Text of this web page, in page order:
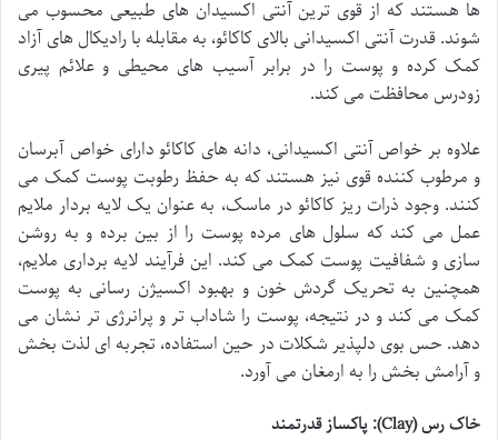
ها هستند که از قوی ترین آنتی اکسیدان های طبیعی محسوب می
شوند. قدرت آنتی اکسیدانی بالای کاکائو، به مقابله با رادیکال های آزاد
کمک کرده و پوست را در برابر آسیب های محیطی و علائم پیری
زودرس محافظت می کند.
علاوه بر خواص آنتی اکسیدانی، دانه های کاکائو دارای خواص آبرسان
و مرطوب کننده قوی نیز هستند که به حفظ رطوبت پوست کمک می
کنند. وجود ذرات ریز کاکائو در ماسک، به عنوان یک لایه بردار ملایم
عمل می کند که سلول های مرده پوست را از بین برده و به روشن
سازی و شفافیت پوست کمک می کند. این فرآیند لایه برداری ملایم،
همچنین به تحریک گردش خون و بهبود اکسیژن رسانی به پوست
کمک می کند و در نتیجه، پوست را شاداب تر و پرانرژی تر نشان می
دهد. حس بوی دلپذیر شکلات در حین استفاده، تجربه ای لذت بخش
و آرامش بخش را به ارمغان می آورد.
خاک رس (Clay): پاکساز قدرتمند